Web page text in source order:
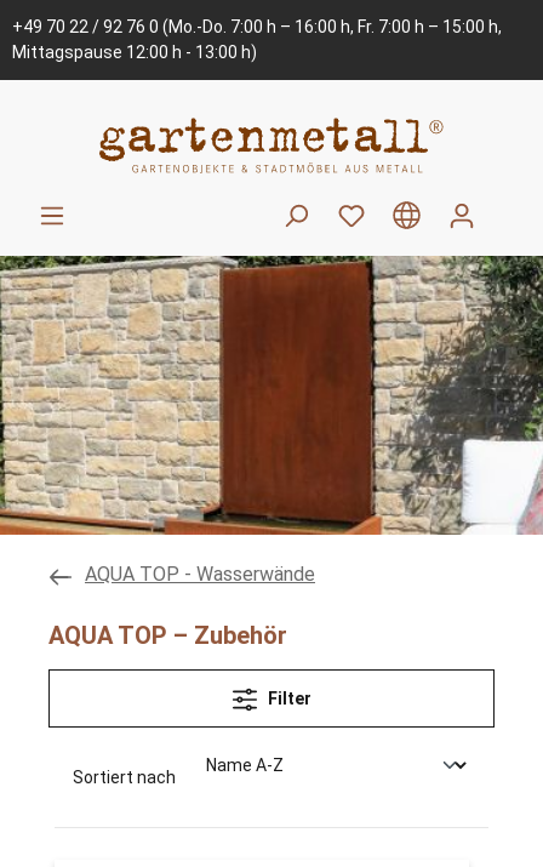
+49 70 22 / 92 76 0 (Mo.-Do. 7:00 h – 16:00 h, Fr. 7:00 h – 15:00 h,
Mittagspause 12:00 h - 13:00 h)
AQUA TOP - Wasserwände
AQUA TOP – Zubehör
Filter
Sortiert nach